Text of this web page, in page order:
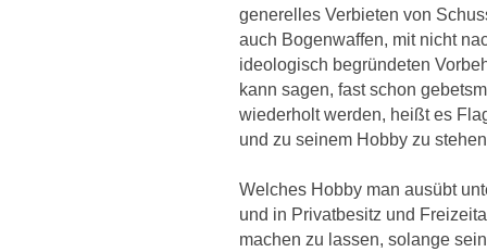
generelles Verbieten von
auch Bogenwaffen, mit nicht
ideologisch begründeten
kann sagen, fast schon
wiederholt werden, heißt es
und zu seinem Hobby zu
Welches Hobby man ausübt
und in Privatbesitz und
machen zu lassen, solange